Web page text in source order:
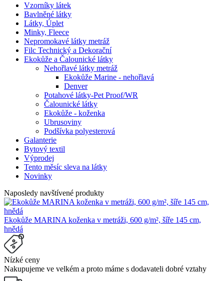
Vzorníky látek
Bavlněné látky
Látky, Úplet
Minky, Fleece
Nepromokavé látky metráž
Filc Technický a Dekorační
Ekokůže a Čalounické látky
Nehořlavé látky metráž
Ekokůže Marine - nehořlavá
Denver
Potahové látky-Pet Proof/WR
Čalounické látky
Ekokůže - koženka
Ubrusoviny
Podšívka polyesterová
Galanterie
Bytový textil
Výprodej
Tento měsíc sleva na látky
Novinky
Naposledy navštívené produkty
Ekokůže MARINA koženka v metráži, 600 g/m², šíře 145 cm,
hnědá
Nízké ceny
Nakupujeme ve velkém a proto máme s dodavateli dobré vztahy